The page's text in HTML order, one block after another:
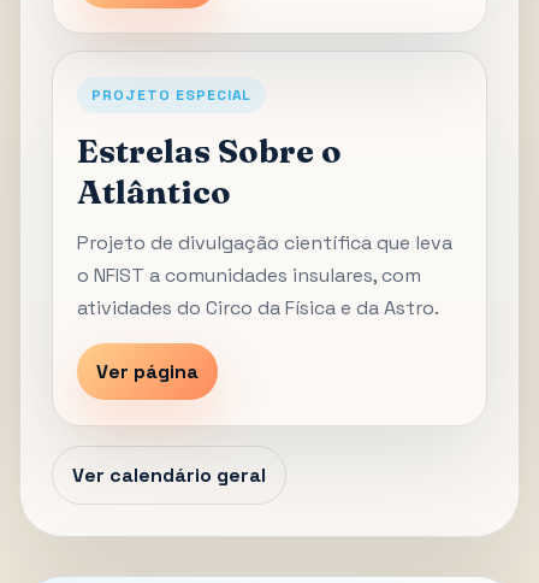
PROJETO ESPECIAL
Estrelas Sobre o
Atlântico
Projeto de divulgação científica que leva
o NFIST a comunidades insulares, com
atividades do Circo da Física e da Astro.
Ver página
Ver calendário geral